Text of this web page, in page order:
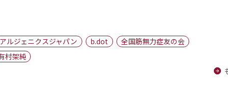
地域
キーパーソン
棋王戦
アルジェニクスジャパン b.dot
全国筋無力症友の会
村架純